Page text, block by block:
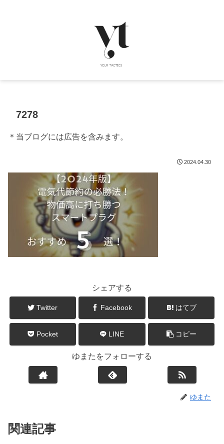
7278
＊当ブログには広告を含みます。
2024.04.30
シェアする
Twitter Facebook はてブ
Pocket LINE コピー
ゆまたをフォローする
ゆまた
関連記事